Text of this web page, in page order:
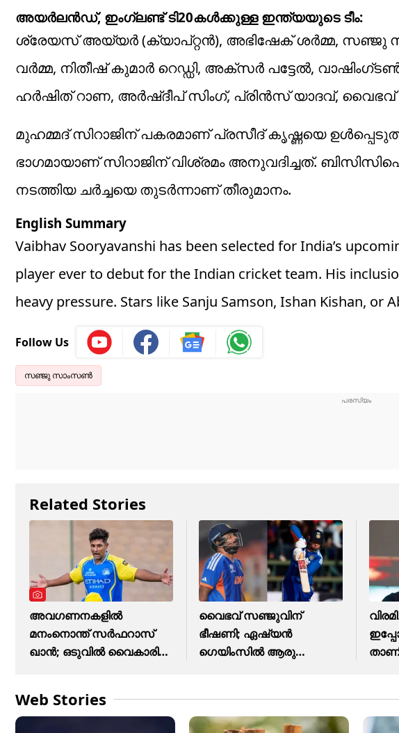
അയർലൻഡ്, ഇംഗ്ലണ്ട് ടി20കൾക്കുള്ള ഇന്ത്യയുടെ ടീം:
ശ്രേയസ് അയ്യർ (ക്യാപ്റ്റൻ), അഭിഷേക് ശർമ്മ, സഞ്ജു
വർമ്മ, നിതീഷ് കുമാർ റെഡ്ഡി, അക്സർ പട്ടേൽ,
ഹർഷിത് റാണ, അർഷ്ദീപ് സിംഗ്, പ്രിൻസ് യാദവ്,
മുഹമ്മദ് സിറാജിന് പകരമാണ് പ്രസീദ് കൃഷ്ണയെ
ഭാഗമായാണ് സിറാജിന് വിശ്രമം അനുവദിച്ചത്. ബിസിസിഐ
നടത്തിയ ചര്‍ച്ചയെ തുടര്‍ന്നാണ് തീരുമാനം.
English Summary
Vaibhav Sooryavanshi has been selected for India’s
player ever to debut for the Indian cricket team. His
heavy pressure. Stars like Sanju Samson, Ishan Kishan, or
Follow Us
സഞ്ജു സാംസൺ
Related Stories
അവഗണനകളില്‍
മനംനൊന്ത് സര്‍ഫറാസ്
ഖാന്‍; ഒടുവില്‍ വൈകാരിക
വൈഭവ് സഞ്ജുവിന്
ഭീഷണി; ഏഷ്യന്‍
ഗെയിംസില്‍ ആരു
Web Stories